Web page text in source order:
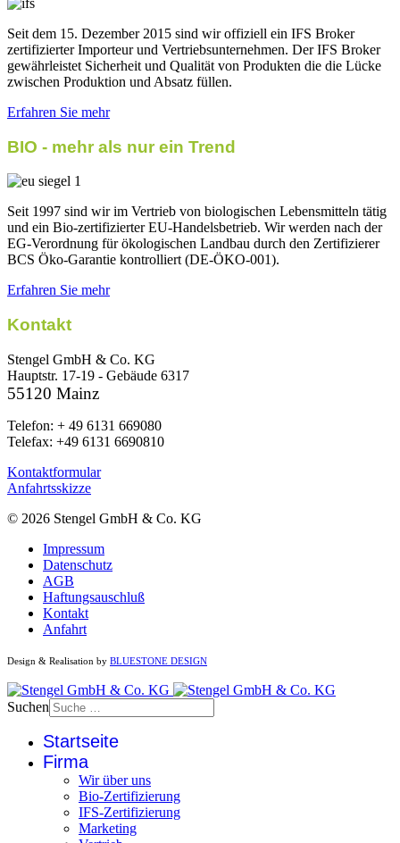
Seit dem 15. Dezember 2015 sind wir offiziell ein IFS Broker
zertifizierter Importeur und Vertriebsunternehmen. Der IFS Broker
gewährleistet Sicherheit und Qualität von Produkten die die Lücke
zwischen Produktion und Absatz füllen.
Erfahren Sie mehr
BIO - mehr als nur ein Trend
Seit 1997 sind wir im Vertrieb von biologischen Lebensmitteln tätig
und ein Bio-zertifizierter EU-Handelsbetrieb. Wir werden nach der
EG-Verordnung für ökologischen Landbau durch den Zertifizierer
BCS Öko-Garantie kontrolliert (DE-ÖKO-001).
Erfahren Sie mehr
Kontakt
Stengel GmbH & Co. KG
Hauptstr. 17-19 - Gebäude 6317
55120 Mainz
Telefon: + 49 6131 669080
Telefax: +49 6131 6690810
Kontaktformular
Anfahrtsskizze
© 2026 Stengel GmbH & Co. KG
Impressum
Datenschutz
AGB
Haftungsauschluß
Kontakt
Anfahrt
Design & Realisation by BLUESTONE DESIGN
Suchen
Startseite
Firma
Wir über uns
Bio-Zertifizierung
IFS-Zertifizierung
Marketing